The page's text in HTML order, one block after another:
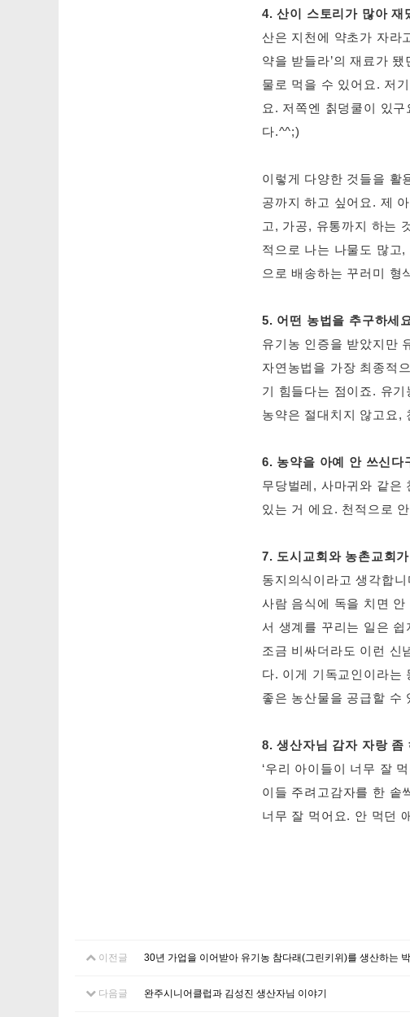
4. 산이 스토리가 많아
산은 지천에 약초가 자라
약을 받들라’의 재료가
물로 먹을 수 있어요. 저
요. 저쪽엔 칡덩쿨이 있
다.^^;)
이렇게 다양한 것들을 활
공까지 하고 싶어요. 제
고, 가공, 유통까지 하는
적으로 나는 나물도 많고
으로 배송하는 꾸러미 형
5. 어떤 농법을 추구하세
유기농 인증을 받았지만
자연농법을 가장 최종적
기 힘들다는 점이죠. 유
농약은 절대치지 않고요,
6. 농약을 아예 안 쓰신다
무당벌레, 사마귀와 같은
있는 거 에요. 천적으로
7. 도시교회와 농촌교회
동지의식이라고 생각합
사람 음식에 독을 치면
서 생계를 꾸리는 일은
조금 비싸더라도 이런 신
다. 이게 기독교인이라는
좋은 농산물을 공급할 수
8. 생산자님 감자 자랑
‘우리 아이들이 너무 잘
이들 주려고감자를 한 솥
너무 잘 먹어요. 안 먹던
이전글 30년 가업을 이어받아 유기농 참다래(그린키위)를 생산하는
다음글 완주시니어클럽과 김성진 생산자님 이야기